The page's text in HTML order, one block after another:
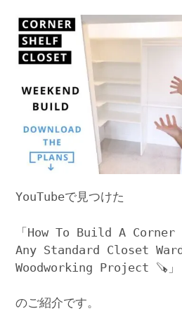
YouTubeで見つけた
「How To Build A
Any Standard Closet
Woodworking Project 🪚」
のご紹介です。